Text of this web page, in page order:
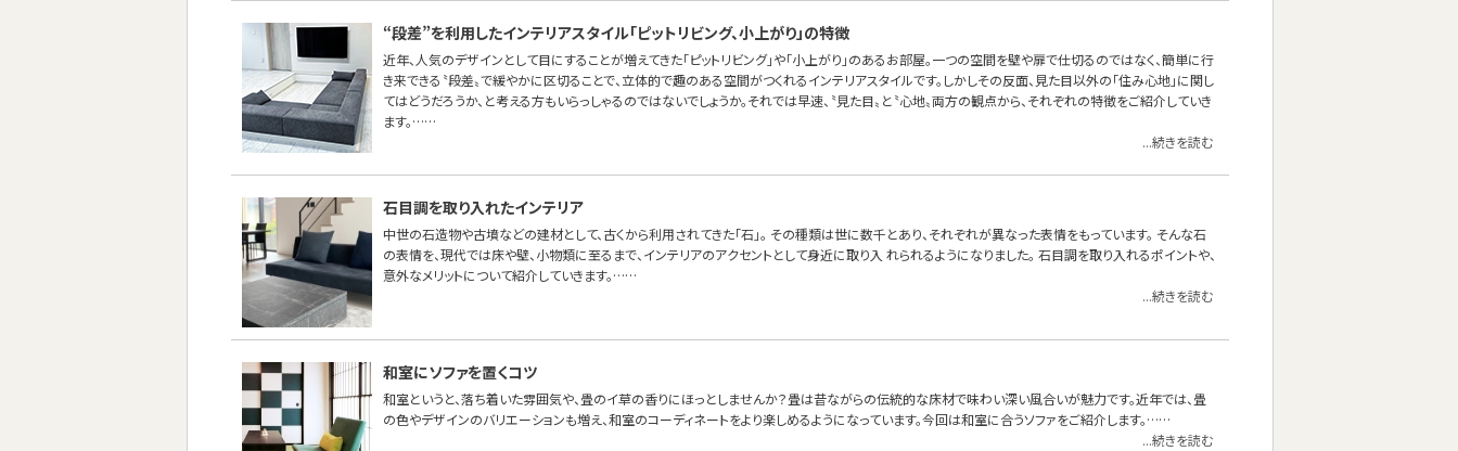
“段差”を利用したインテリアスタイル「ピットリビング、小上がり」の特徴
近年、人気のデザインとして目にすることが増えてきた「ピットリビング」や「小上がり」のあるお部屋。一つの空間を壁や扉で仕切るのではなく、簡単に行
き来できる〝段差〟で緩やかに区切ることで、立体的で趣のある空間がつくれるインテリアスタイルです。しかしその反面、見た目以外の「住み心地」に関し
てはどうだろうか、と考える方もいらっしゃるのではないでしょうか。それでは早速、〝見た目〟と〝心地〟両方の観点から、それぞれの特徴をご紹介していき
ます。……
...続きを読む
石目調を取り入れたインテリア
中世の石造物や古墳などの建材として、古くから利用されてきた「石」。 その種類は世に数千とあり、それぞれが異なった表情をもっています。 そんな石
の表情を、現代では床や壁、小物類に至るまで、インテリアのアクセントとして身近に取り入 れられるようになりました。 石目調を取り入れるポイントや、
意外なメリットについて紹介していきます。……
...続きを読む
和室にソファを置くコツ
和室というと、落ち着いた雰囲気や、畳のイ草の香りにほっとしませんか？畳は昔ながらの伝統的な床材で味わい深い風合いが魅力です。近年では、畳
の色やデザインのバリエーションも増え、和室のコーディネートをより楽しめるようになっています。今回は和室に合うソファをご紹介します。……
...続きを読む